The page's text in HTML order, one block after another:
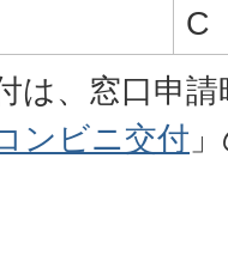
C
は、窓口申
ンビニ交付